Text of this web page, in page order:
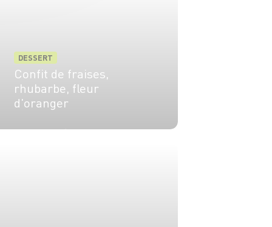
DESSERT
Confit de fraises,
rhubarbe, fleur
d'oranger